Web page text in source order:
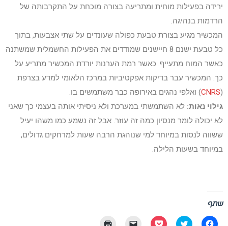
ירידה בפעילות מוחית ומתריעה בצורה מוכחת על התקרבותה של
הרדמות בנהיגה.
המכשיר מגיע בצורת טבעת כפולה שעונדים על שתי אצבעות, בתוך
כל טבעת ישנם 8 חיישנים שמודדים את הפעילות החשמלית שמשתנה
כאשר המוח מתעייף. כאשר רמת הערנות יורדת המכשיר מתריע על
כך. המכשיר עבר בדיקות אפקטיביות במרכז הלאומי למדע בצרפת
(
CNRS) ואלפי נהגים באירופה כבר משתמשים בו.
גילוי נאות: לא השתמשתי במערכת ולא ניסיתי אותה בעצמי כך שאני
לא יכולה לומר מנסיון כמה זה עוזר. אבל זה נשמע כמו משהו יעיל
ששווה לנסות במיוחד למי שנוהגת הרבה שעות למרחקים גדולים,
במיוחד בשעות הלילה.
שתף
לחיצה לחצו לחצו